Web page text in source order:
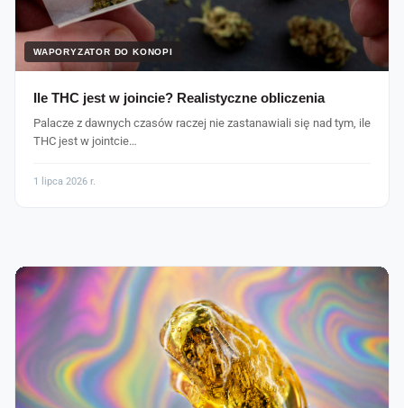
WAPORYZATOR DO KONOPI
Ile THC jest w joincie? Realistyczne obliczenia
Palacze z dawnych czasów raczej nie zastanawiali się nad tym, ile
THC jest w jointcie…
1 lipca 2026 r.